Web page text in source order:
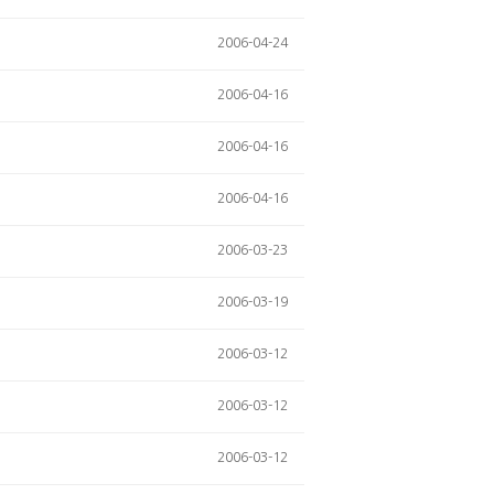
2006-04-24
2006-04-16
2006-04-16
2006-04-16
2006-03-23
2006-03-19
2006-03-12
2006-03-12
2006-03-12